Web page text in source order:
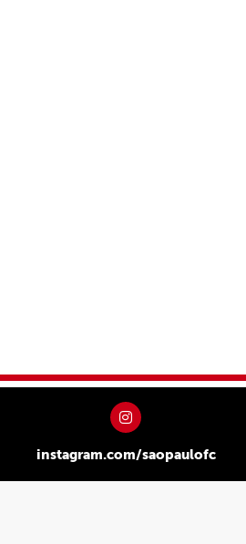
instagram.com/saopaulofc